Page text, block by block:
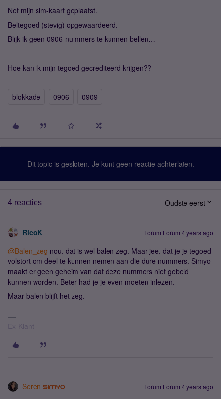
Net mijn sim-kaart geplaatst.
Beltegoed (stevig) opgewaardeerd.
Blijk ik geen 0906-nummers te kunnen bellen…
Hoe kan ik mijn tegoed gecrediteerd krijgen??
blokkade 0906 0909
Dit topic is gesloten. Je kunt geen reactie achterlaten.
4 reacties Oudste eerst
RicoK Forum|Forum|4 years ago
@Balen_zeg nou, dat is wel balen zeg. Maar jee, dat je je tegoed
volstort om deel te kunnen nemen aan die dure nummers. Simyo
maakt er geen geheim van dat deze nummers niet gebeld
kunnen worden. Beter had je je even moeten inlezen.
Maar balen blijft het zeg.
Ex-Klant
Seren Forum|Forum|4 years ago